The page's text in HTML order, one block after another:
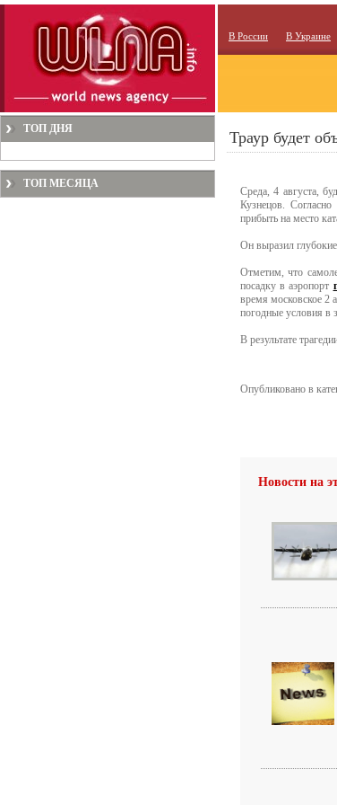
В России В Украине
ТОП ДНЯ
ТОП МЕСЯЦА
Траур будет
Среда, 4 августа,
Кузнецов.
прибыть на место
Он выразил
Отметим, что
посадку в аэропорт
время московское 2
погодные условия в
В результате
Опубликовано в
Новости на